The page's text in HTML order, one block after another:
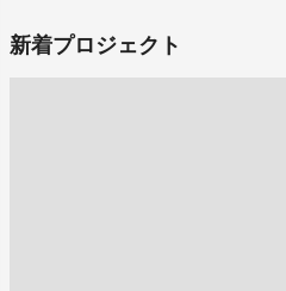
新着プロジェクト